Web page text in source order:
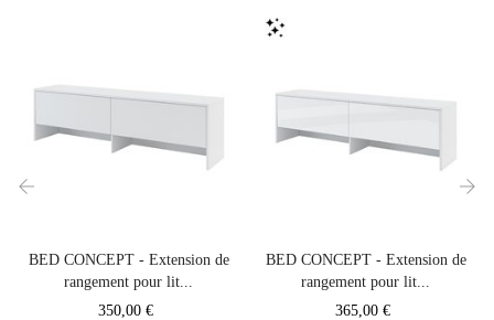
BED CONCEPT - Extension de
rangement pour lit...
Prix
350,00 €
BED CONCEPT - Extension de
rangement pour lit...
Prix
365,00 €